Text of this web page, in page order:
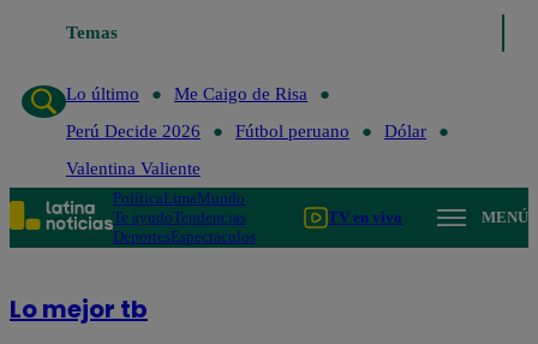
Temas
de Risa Perú Decide 2026
Lo último
Me Caigo de Risa
Perú Decide 2026
Fútbol peruano
Dólar
Valentina Valiente
PolíticaLimaMundo
Te ayudoTendencias
DeportesEspectáculos
TV en vivo MENÚ
Lo mejor tb